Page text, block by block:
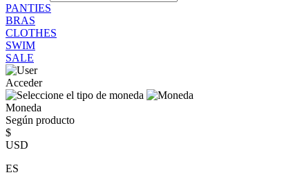
PANTIES
BRAS
CLOTHES
SWIM
SALE
Acceder
Moneda
Según producto
$
USD
ES